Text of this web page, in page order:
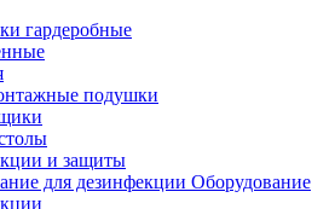
гардеробные
подушки
и защиты
Оборудование